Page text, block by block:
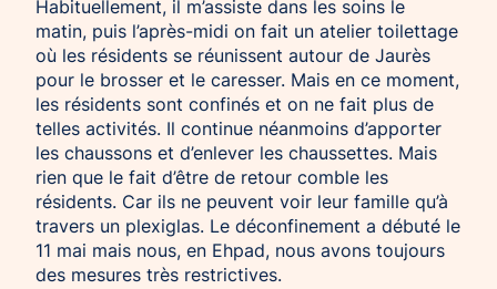
Habituellement, il m’assiste dans les soins le
matin, puis l’après-midi on fait un atelier toilettage
où les résidents se réunissent autour de Jaurès
pour le brosser et le caresser. Mais en ce moment,
les résidents sont confinés et on ne fait plus de
telles activités. Il continue néanmoins d’apporter
les chaussons et d’enlever les chaussettes. Mais
rien que le fait d’être de retour comble les
résidents. Car ils ne peuvent voir leur famille qu’à
travers un plexiglas. Le déconfinement a débuté le
11 mai mais nous, en Ehpad, nous avons toujours
des mesures très restrictives.